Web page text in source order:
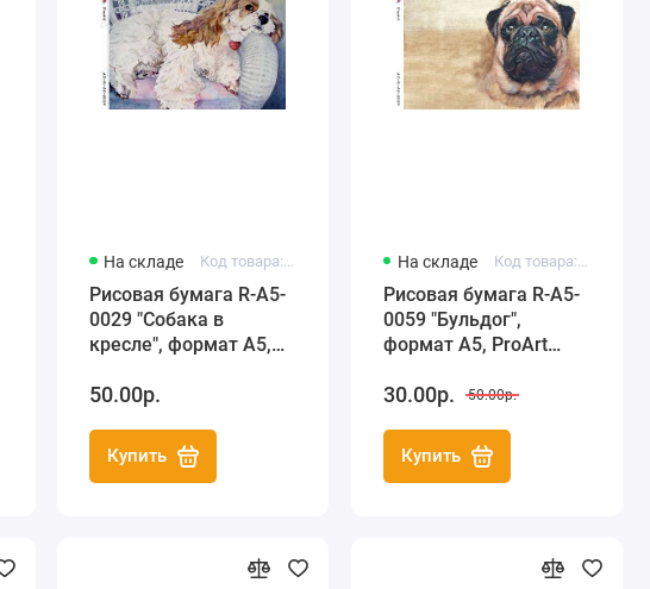
На складе Код товара: R-A5-0029
Рисовая бумага R-A5-
0029 "Собака в
кресле", формат А5,
50.00р.
Купить
На складе Код товара: R-A5-0059
Рисовая бумага R-A5-
0059 "Бульдог",
формат А5, ProArt
30.00р. 50.00р.
Купить